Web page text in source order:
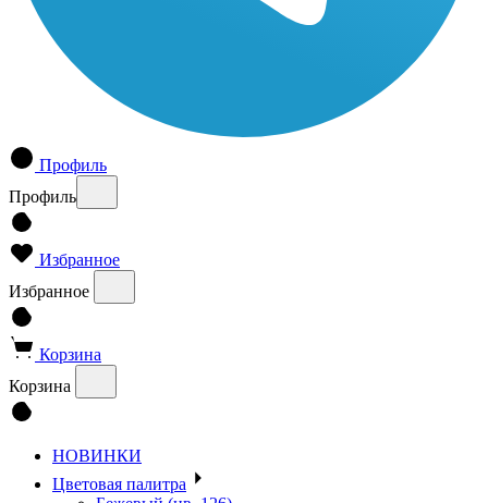
Профиль
Профиль
Избранное
Избранное
Корзина
Корзина
НОВИНКИ
Цветовая палитра